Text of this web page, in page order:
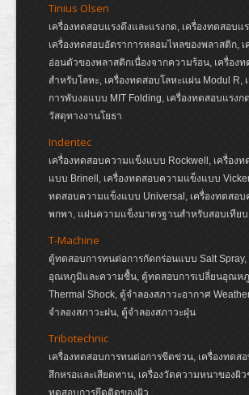
Tinius Olsen
เครื่องทดสอบแรงดึงและแรงกด, เครื่องทดสอบแ
เครื่องทดสอบอัตราการหลอมไหลของพลาสติก,
อ่อนตัวของพลาสติกเนื่องจากความร้อน, เครื่อง
สำหรับโลหะ, เครื่องทดสอบโลหะแผ่น Modul R,
การพับงอแบบ MIT Folding, เครื่องทดสอบแรงก
วัสดุทางงานโยธา
Indentec
เครื่องทดสอบความแข็งแบบ Rockwell, เครื่อง
แบบ Brinell, เครื่องทดสอบความแข็งแบบ
ทดสอบความแข็งแบบ Universal, เครื่องทดสอ
พกพา, แผ่นความแข็งมาตรฐานสำหรับสอบเทียบ
T-Machine
ตู้ทดสอบการทนต่อการกัดกร่อนแบบ Salt
อุณหภูมิและความชื้น, ตู้ทดสอบการเปลี่ยนอุณห
Thermal Shock, ตู้จำลองสภาวะอากาศ
จำลองสภาวะฝน, ตู้จำลองสภาวะฝุ่น
Tribotechnic
เครื่องทดสอบการทนต่อการขีดข่วน, เครื่องทดส
สึกหรอและเสียดทาน, เครื่องวัดความหนาของผิว
ทดสอบการยึดติดของผิว